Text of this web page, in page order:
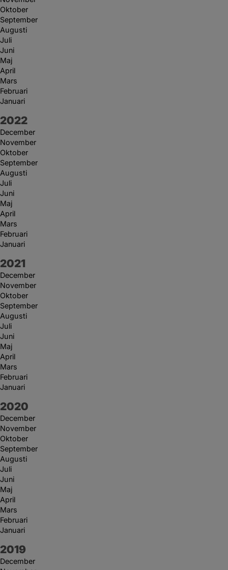
Oktober
September
Augusti
Juli
Juni
Maj
April
Mars
Februari
Januari
År:
2022
December
November
Oktober
September
Augusti
Juli
Juni
Maj
April
Mars
Februari
Januari
År:
2021
December
November
Oktober
September
Augusti
Juli
Juni
Maj
April
Mars
Februari
Januari
År:
2020
December
November
Oktober
September
Augusti
Juli
Juni
Maj
April
Mars
Februari
Januari
År:
2019
December